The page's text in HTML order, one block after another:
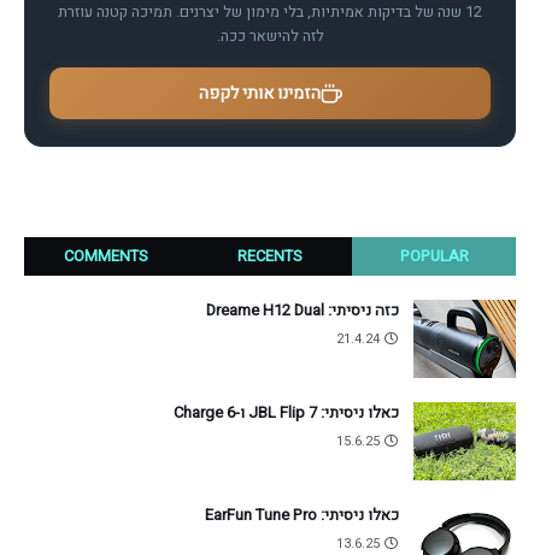
12 שנה של בדיקות אמיתיות, בלי מימון של יצרנים. תמיכה קטנה עוזרת
לזה להישאר ככה.
הזמינו אותי לקפה
POPULAR
RECENTS
COMMENTS
כזה ניסיתי: Dreame H12 Dual
21.4.24
כאלו ניסיתי: JBL Flip 7 ו-Charge 6
15.6.25
כאלו ניסיתי: EarFun Tune Pro
13.6.25